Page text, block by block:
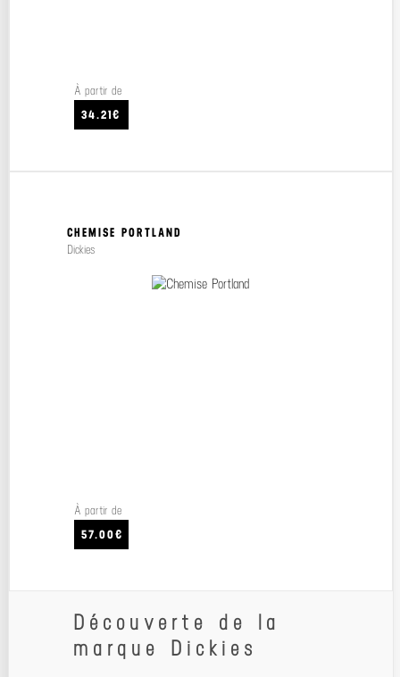
À partir de
34.21€
CHEMISE PORTLAND
Dickies
À partir de
57.00€
Découverte de la
marque Dickies